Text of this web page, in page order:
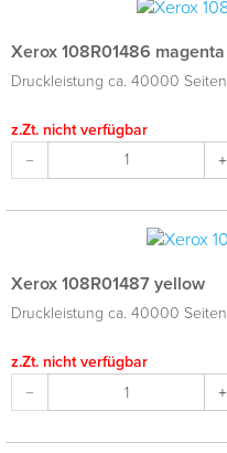
Xerox 108R01486 magenta
Druckleistung ca. 40000 Seiten
z.Zt. nicht verfügbar
Xerox 108R01487 yellow
Druckleistung ca. 40000 Seiten
z.Zt. nicht verfügbar